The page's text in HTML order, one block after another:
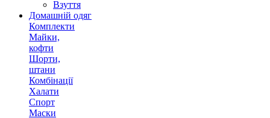
Взуття
Домашній одяг
Комплекти
Майки,
кофти
Шорти,
штани
Комбінації
Халати
Спорт
Маски